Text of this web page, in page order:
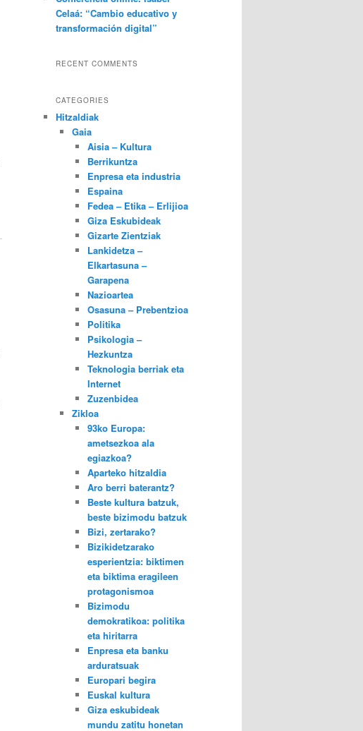
Celaá: “Cambio educativo y
transformación digital”
RECENT COMMENTS
CATEGORIES
Hitzaldiak
Gaia
Aisia – Kultura
Berrikuntza
Enpresa eta industria
Espaina
Fedea – Etika – Erlijioa
Giza Eskubideak
Gizarte Zientziak
Lankidetza –
Elkartasuna –
Garapena
Nazioartea
Osasuna – Prebentzioa
Politika
Psikologia –
Hezkuntza
Teknologia berriak eta
Internet
Zuzenbidea
Zikloa
93ko Europa:
ametsezkoa ala
egiazkoa?
Aparteko hitzaldia
Aro berri baterantz?
Beste kultura batzuk,
beste bizimodu batzuk
Bizi, zertarako?
Bizikidetzarako
esperientzia: biktimen
eta biktima eragileen
protagonismoa
Bizimodu
demokratikoa: politika
eta hiritarra
Enpresa eta banku
arduratsuak
Europari begira
Euskal kultura
Giza eskubideak
mundu zatitu honetan